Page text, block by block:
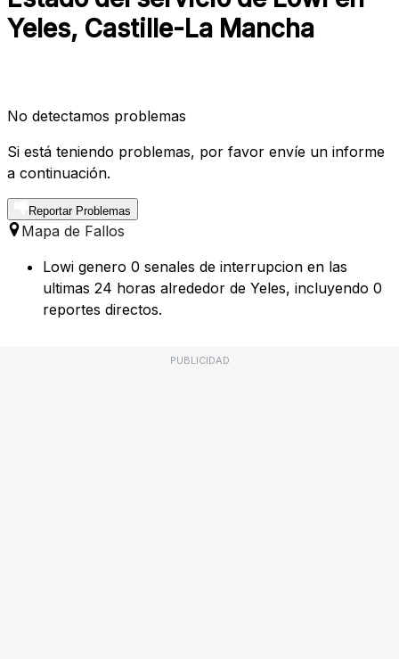
Yeles, Castille-La Mancha
No detectamos problemas
Si está teniendo problemas, por favor envíe un informe
a continuación.
Reportar Problemas
Mapa de Fallos
Lowi genero 0 senales de interrupcion en las
ultimas 24 horas alrededor de Yeles, incluyendo 0
reportes directos.
PUBLICIDAD